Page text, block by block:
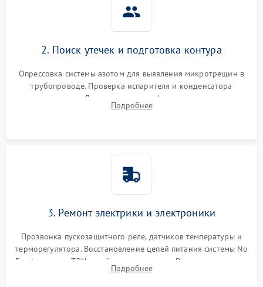
2. Поиск утечек и подготовка контура
Опрессовка системы азотом для выявления микротрещин в
трубопроводе. Проверка испарителя и конденсатора
течеискателем. Демонтаж старого фильтра-осушителя и
продувка капиллярной трубки для устранения засоров.
Подробнее
3. Ремонт электрики и электроники
Прозвонка пускозащитного реле, датчиков температуры и
терморегулятора. Восстановление цепей питания системы No
Frost, включая ТЭН оттайки и вентилятор. Ремонт или замена
платы управления при сбоях алгоритмов.
Подробнее